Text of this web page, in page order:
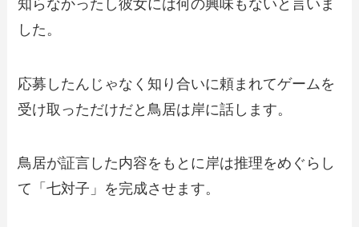
知らなかったし彼女には何の興味もないと言いま
した。
応募したんじゃなく知り合いに頼まれてゲームを
受け取っただけだと鳥居は岸に話します。
鳥居が証言した内容をもとに岸は推理をめぐらし
て「七対子」を完成させます。